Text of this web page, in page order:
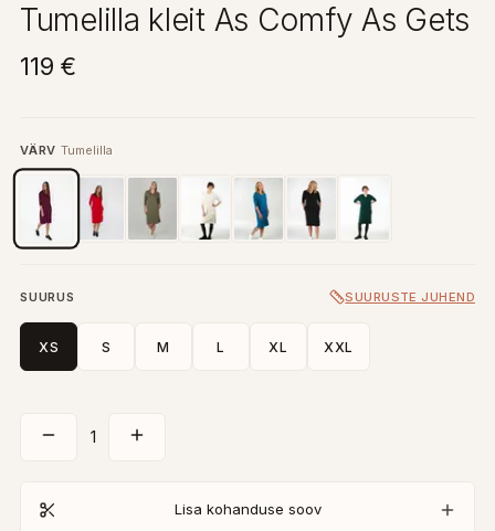
Tumelilla kleit As Comfy As Gets
119 €
VÄRV Tumelilla
SUURUS SUURUSTE JUHEND
XS S M L XL XXL
1
Lisa kohanduse soov